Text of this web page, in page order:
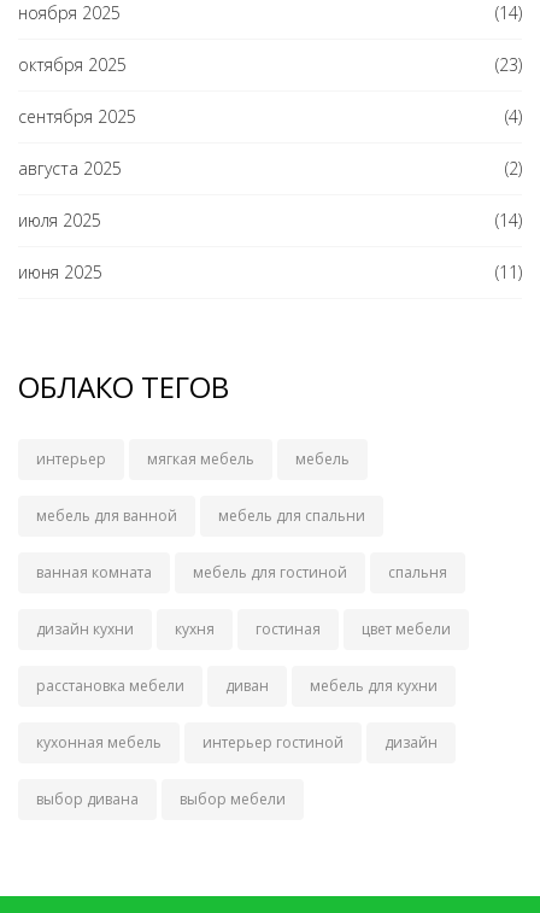
ноября 2025 (14)
октября 2025 (23)
сентября 2025 (4)
августа 2025 (2)
июля 2025 (14)
июня 2025 (11)
ОБЛАКО ТЕГОВ
интерьер мягкая мебель мебель
мебель для ванной мебель для спальни
ванная комната мебель для гостиной спальня
дизайн кухни кухня гостиная цвет мебели
расстановка мебели диван мебель для кухни
кухонная мебель интерьер гостиной дизайн
выбор дивана выбор мебели